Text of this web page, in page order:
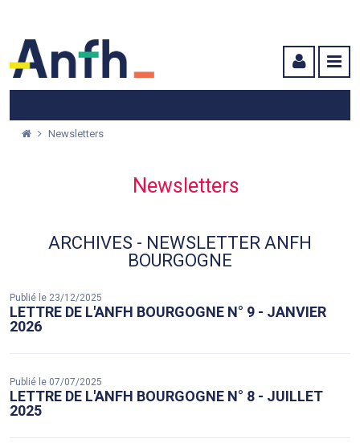
Newsletters
Newsletters
ARCHIVES - NEWSLETTER ANFH
BOURGOGNE
Publié le 23/12/2025
LETTRE DE L'ANFH BOURGOGNE N° 9 - JANVIER
2026
Publié le 07/07/2025
LETTRE DE L'ANFH BOURGOGNE N° 8 - JUILLET
2025